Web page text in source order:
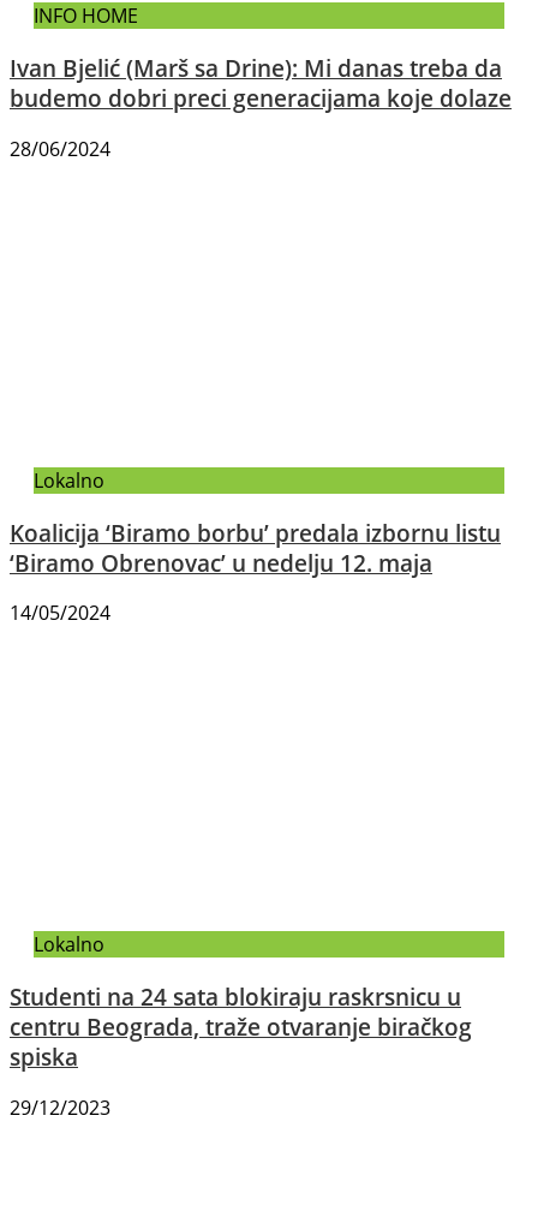
INFO HOME
Ivan Bjelić (Marš sa Drine): Mi danas treba da
budemo dobri preci generacijama koje dolaze
28/06/2024
Lokalno
Koalicija ‘Biramo borbu’ predala izbornu listu
‘Biramo Obrenovac’ u nedelju 12. maja
14/05/2024
Lokalno
Studenti na 24 sata blokiraju raskrsnicu u
centru Beograda, traže otvaranje biračkog
spiska
29/12/2023